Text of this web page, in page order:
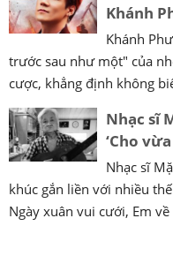
Khánh
Khánh
trước sau như một" của
cược, khẳng định không
Nhạc sĩ
‘Cho
Nhạc sĩ
khúc gắn liền với nhiều
Ngày xuân vui cưới, Em về